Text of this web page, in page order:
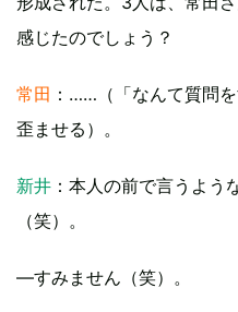
感じたのでしょう？
常田 ：……（「なんて質問
歪ませる）。
新井 ：本人の前で言うよ
（笑）。
—すみません（笑）。